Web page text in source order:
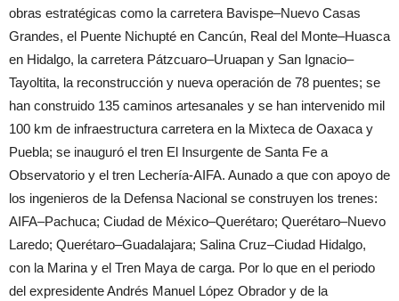
obras estratégicas como la carretera Bavispe–Nuevo Casas
Grandes, el Puente Nichupté en Cancún, Real del Monte–Huasca
en Hidalgo, la carretera Pátzcuaro–Uruapan y San Ignacio–
Tayoltita, la reconstrucción y nueva operación de 78 puentes; se
han construido 135 caminos artesanales y se han intervenido mil
100 km de infraestructura carretera en la Mixteca de Oaxaca y
Puebla; se inauguró el tren El Insurgente de Santa Fe a
Observatorio y el tren Lechería-AIFA. Aunado a que con apoyo de
los ingenieros de la Defensa Nacional se construyen los trenes:
AIFA–Pachuca; Ciudad de México–Querétaro; Querétaro–Nuevo
Laredo; Querétaro–Guadalajara; Salina Cruz–Ciudad Hidalgo,
con la Marina y el Tren Maya de carga. Por lo que en el periodo
del expresidente Andrés Manuel López Obrador y de la